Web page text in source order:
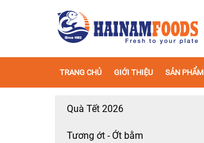
TRANG CHỦ GIỚI THIỆU SẢN PHẨM
Quà Tết 2026
Tương ớt - Ớt bằm